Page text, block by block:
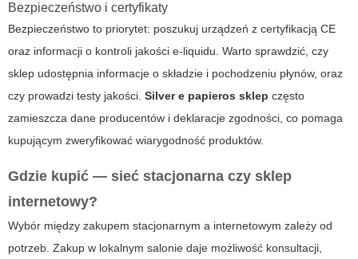
Bezpieczeństwo i certyfikaty
Bezpieczeństwo to priorytet: poszukuj urządzeń z certyfikacją CE
oraz informacji o kontroli jakości e-liquidu. Warto sprawdzić, czy
sklep udostępnia informacje o składzie i pochodzeniu płynów, oraz
czy prowadzi testy jakości. Silver e papieros sklep często
zamieszcza dane producentów i deklaracje zgodności, co pomaga
kupującym zweryfikować wiarygodność produktów.
Gdzie kupić — sieć stacjonarna czy sklep
internetowy?
Wybór między zakupem stacjonarnym a internetowym zależy od
potrzeb. Zakup w lokalnym salonie daje możliwość konsultacji,